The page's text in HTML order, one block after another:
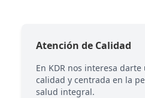
Atención de Calidad
En KDR nos interesa
calidad y centrada en la
salud integral.